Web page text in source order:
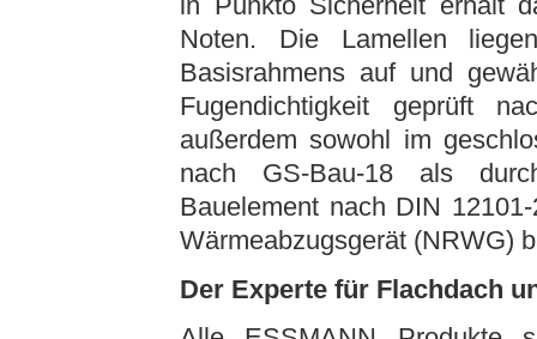
Noten. Die Lamellen
Basisrahmens auf und
Fugendichtigkeit geprüft
außerdem sowohl im
nach GS-Bau-18 als
Bauelement nach DIN
Wärmeabzugsgerät (NRWG)
Der Experte für Flachdach